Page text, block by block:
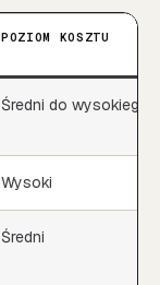
POZIOM KOSZTU
Średni do wysokiego
Wysoki
Średni